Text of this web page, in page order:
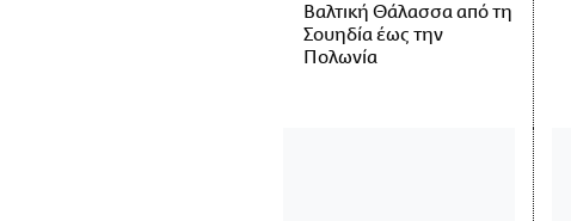
Βαλτική Θάλασσα από τη
Σουηδία έως την
Πολωνία